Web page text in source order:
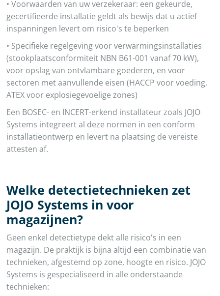
• Voorwaarden van uw verzekeraar: een gekeurde,
gecertifieerde installatie geldt als bewijs dat u actief
inspanningen levert om risico's te beperken
• Specifieke regelgeving voor verwarmingsinstallaties
(stookplaatsconformiteit NBN B61-001 vanaf 70 kW),
voor opslag van ontvlambare goederen, en voor
sectoren met aanvullende eisen (HACCP voor voeding,
ATEX voor explosiegevoelige zones)
Een BOSEC- en INCERT-erkend installateur zoals JOJO
Systems integreert al deze normen in een conform
installatieontwerp en levert na plaatsing de vereiste
attesten af.
Welke detectietechnieken zet
JOJO Systems in voor
magazijnen?
Geen enkel detectietype dekt alle risico's in een
magazijn. De praktijk is bijna altijd een combinatie van
technieken, afgestemd op zone, hoogte en risico. JOJO
Systems is gespecialiseerd in alle onderstaande
technieken: